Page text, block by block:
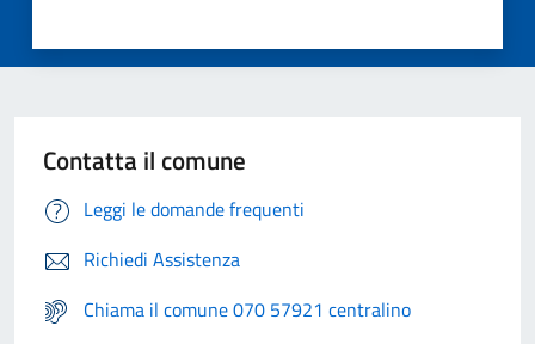
Contatta il comune
Leggi le domande frequenti
Richiedi Assistenza
Chiama il comune 070 57921 centralino